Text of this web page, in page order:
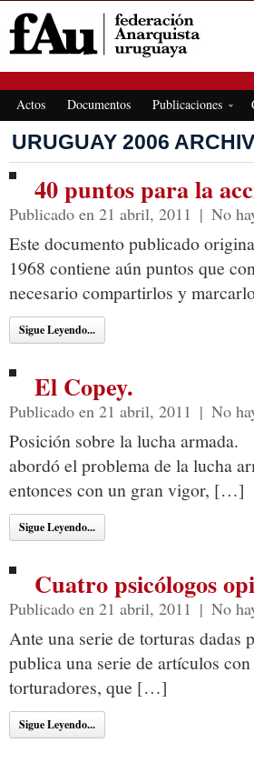
Actos Documentos Publicaciones
URUGUAY 2006
40 puntos para la
Publicado en 21 abril, 2011 | No
Este documento publicado
1968 contiene aún puntos que
necesario compartirlos y
Sigue Leyendo...
El Copey.
Publicado en 21 abril, 2011 | No
Posición sobre la lucha armada.
abordó el problema de la lucha
entonces con un gran vigor, […]
Sigue Leyendo...
Cuatro psicólogos
Publicado en 21 abril, 2011 | No
Ante una serie de torturas
publica una serie de artículos
torturadores, que […]
Sigue Leyendo...